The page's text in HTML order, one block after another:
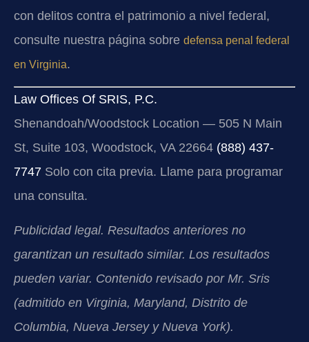
con delitos contra el patrimonio a nivel federal,
consulte nuestra página sobre defensa penal federal
en Virginia.
Law Offices Of SRIS, P.C.
Shenandoah/Woodstock Location — 505 N Main
St, Suite 103, Woodstock, VA 22664 (888) 437-
7747 Solo con cita previa. Llame para programar
una consulta.
Publicidad legal. Resultados anteriores no
garantizan un resultado similar. Los resultados
pueden variar. Contenido revisado por Mr. Sris
(admitido en Virginia, Maryland, Distrito de
Columbia, Nueva Jersey y Nueva York).